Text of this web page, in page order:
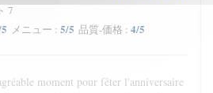
7
メニュー : 5/5 品質-価格 : 4/5
moment pour fêter l'anniversaire